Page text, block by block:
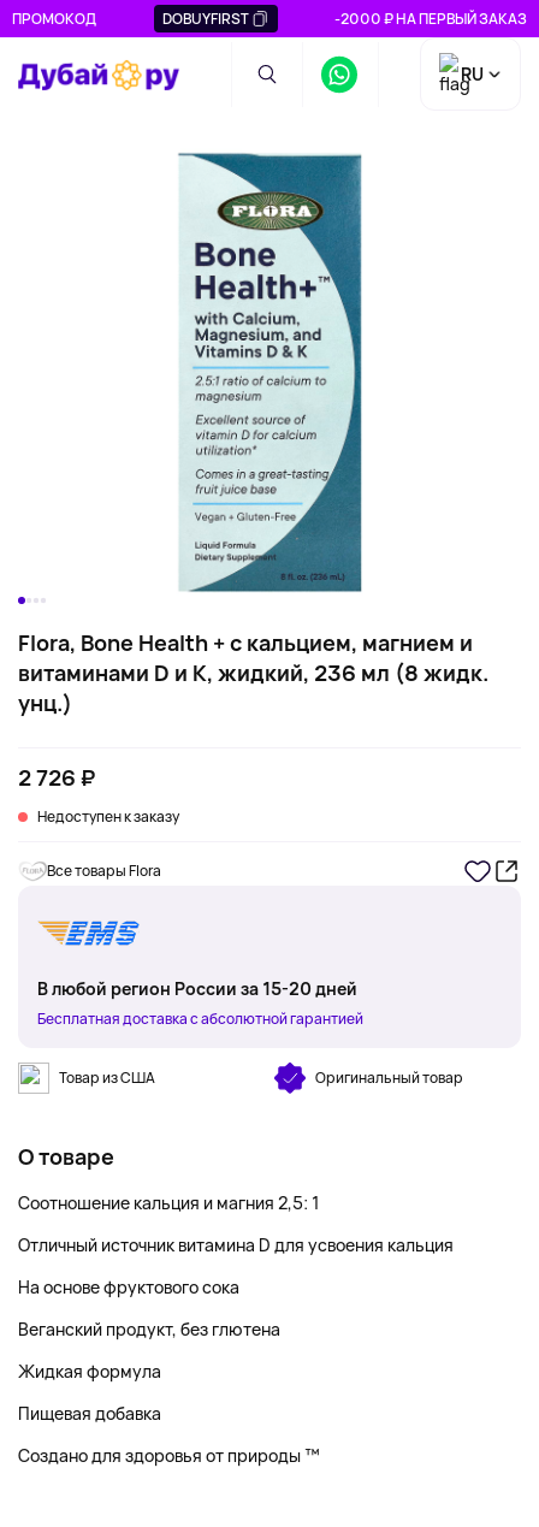
ПРОМОКОД DOBUYFIRST -2000 ₽ НА ПЕРВЫЙ ЗАКАЗ
RU
Flora, Bone Health + с кальцием, магнием и
витаминами D и K, жидкий, 236 мл (8 жидк.
унц.)
2 726 ₽
Недоступен к заказу
Все товары Flora
В любой регион России за 15-20 дней
Бесплатная доставка с абсолютной гарантией
Товар из США Оригинальный товар
О товаре
Соотношение кальция и магния 2,5: 1
Отличный источник витамина D для усвоения кальция
На основе фруктового сока
Веганский продукт, без глютена
Жидкая формула
Пищевая добавка
Создано для здоровья от природы ™